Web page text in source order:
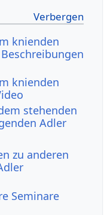
knienden
knienden
stehenden
Adler
zu anderen
Seminare